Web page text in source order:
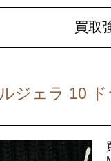
買取
ジェラ 10